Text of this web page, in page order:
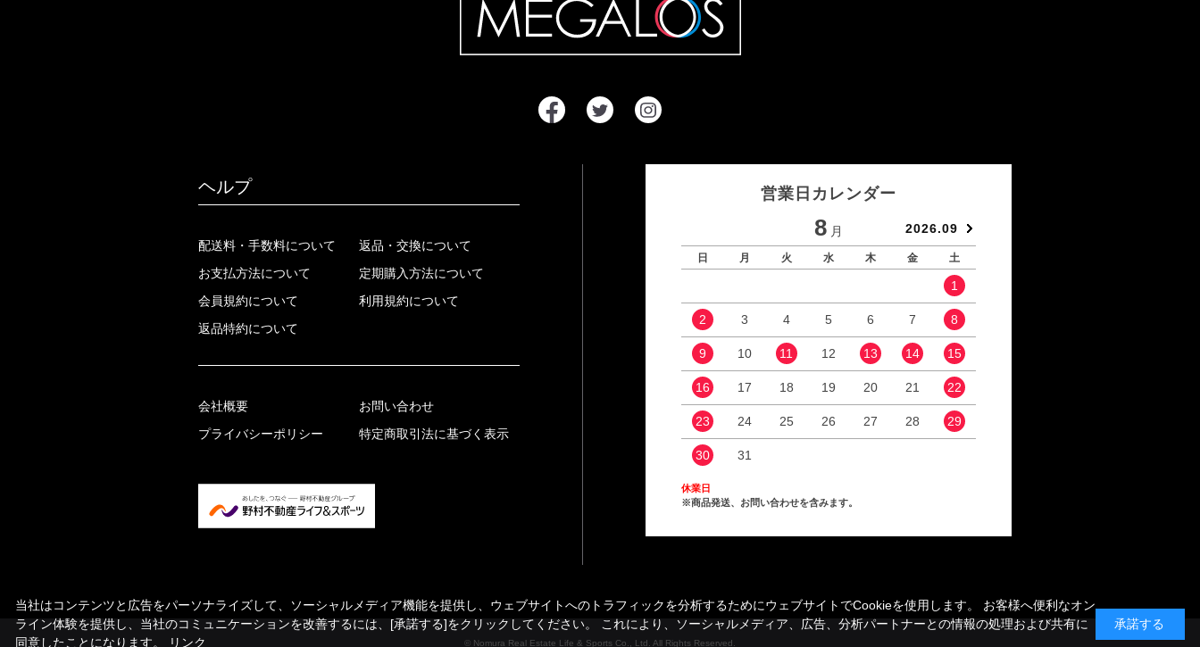
ヘルプ
配送料・手数料について
お支払方法について
会員規約について
返品特約について
返品・交換について
定期購入方法について
利用規約について
会社概要
プライバシーポリシー
お問い合わせ
特定商取引法に基づく表示
営業日カレンダー
8 月 2026.09
日 月 火 水 木 金 土
1
2 3 4 5 6 7 8
9 10 11 12 13 14 15
16 17 18 19 20 21 22
23 24 25 26 27 28 29
30 31
休業日
※商品発送、お問い合わせを含みます。
© Nomura Real Estate Life & Sports Co., Ltd. All Rights Reserved.
当社はコンテンツと広告をパーソナライズして、ソーシャルメディア機能を提供し、ウェブサイトへのトラフィックを分析するためにウェブサイトでCookieを使用します。 お客様へ便利なオン
ライン体験を提供し、当社のコミュニケーションを改善するには、[承諾する]をクリックしてください。 これにより、ソーシャルメディア、広告、分析パートナーとの情報の処理および共有に
同意したことになります。
リンク
承諾する